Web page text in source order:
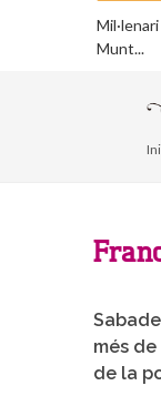
Munt...
més
de la